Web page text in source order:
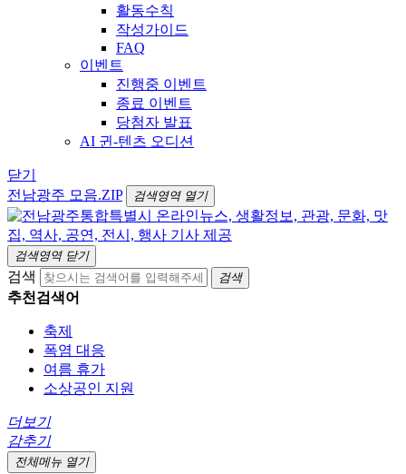
활동수칙
작성가이드
FAQ
이벤트
진행중 이벤트
종료 이벤트
당첨자 발표
AI 귄-텐츠 오디션
닫기
전남광주 모음.ZIP
검색영역 열기
검색영역 닫기
검색 검색
추천검색어
축제
폭염 대응
여름 휴가
소상공인 지원
더보기
감추기
전체메뉴 열기